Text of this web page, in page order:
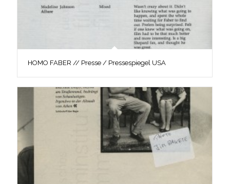
HOMO FABER // Presse / Pressespiegel USA